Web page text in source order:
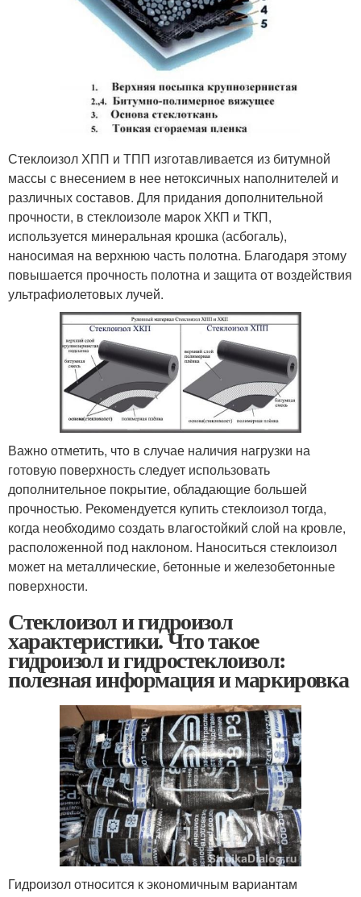
Стеклоизол ХПП и ТПП изготавливается из битумной
массы с внесением в нее нетоксичных наполнителей и
различных составов. Для придания дополнительной
прочности, в стеклоизоле марок ХКП и ТКП,
используется минеральная крошка (асбогаль),
наносимая на верхнюю часть полотна. Благодаря этому
повышается прочность полотна и защита от воздействия
ультрафиолетовых лучей.
Важно отметить, что в случае наличия нагрузки на
готовую поверхность следует использовать
дополнительное покрытие, обладающие большей
прочностью. Рекомендуется купить стеклоизол тогда,
когда необходимо создать влагостойкий слой на кровле,
расположенной под наклоном. Наноситься стеклоизол
может на металлические, бетонные и железобетонные
поверхности.
Стеклоизол и гидроизол
характеристики. Что такое
гидроизол и гидростеклоизол:
полезная информация и маркировка
Гидроизол относится к экономичным вариантам